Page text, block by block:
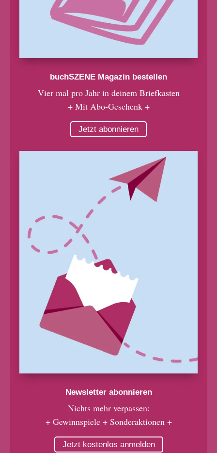
buchSZENE Magazin bestellen
Vier mal pro Jahr in deinem Briefkasten
+ Mit Abo-Geschenk +
Jetzt abonnieren
Newsletter abonnieren
Nichts mehr verpassen:
+ Gewinnspiele + Sonderaktionen +
Jetzt kostenlos anmelden